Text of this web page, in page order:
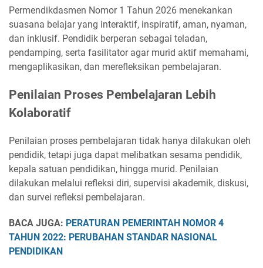
Permendikdasmen Nomor 1 Tahun 2026 menekankan
suasana belajar yang interaktif, inspiratif, aman, nyaman,
dan inklusif. Pendidik berperan sebagai teladan,
pendamping, serta fasilitator agar murid aktif memahami,
mengaplikasikan, dan merefleksikan pembelajaran.
Penilaian Proses Pembelajaran Lebih
Kolaboratif
Penilaian proses pembelajaran tidak hanya dilakukan oleh
pendidik, tetapi juga dapat melibatkan sesama pendidik,
kepala satuan pendidikan, hingga murid. Penilaian
dilakukan melalui refleksi diri, supervisi akademik, diskusi,
dan survei refleksi pembelajaran.
BACA JUGA: PERATURAN PEMERINTAH NOMOR 4
TAHUN 2022: PERUBAHAN STANDAR NASIONAL
PENDIDIKAN